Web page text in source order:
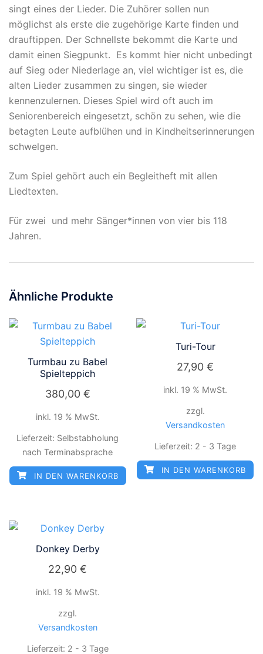
singt eines der Lieder. Die Zuhörer sollen nun
möglichst als erste die zugehörige Karte finden und
drauftippen. Der Schnellste bekommt die Karte und
damit einen Siegpunkt. Es kommt hier nicht unbedingt
auf Sieg oder Niederlage an, viel wichtiger ist es, die
alten Lieder zusammen zu singen, sie wieder
kennenzulernen. Dieses Spiel wird oft auch im
Seniorenbereich eingesetzt, schön zu sehen, wie die
betagten Leute aufblühen und in Kindheitserinnerungen
schwelgen.
Zum Spiel gehört auch ein Begleitheft mit allen
Liedtexten.
Für zwei und mehr Sänger*innen von vier bis 118
Jahren.
Ähnliche Produkte
Turmbau zu Babel
Spielteppich
380,00 €
inkl. 19 % MwSt.
Lieferzeit: Selbstabholung
nach Terminabsprache
IN DEN WARENKORB
Turi-Tour
27,90€
inkl. 19 % MwSt.
zzgl.
Versandkosten
Lieferzeit: 2 - 3 Tage
IN DEN WARENKORB
Donkey Derby
22,90€
inkl. 19 % MwSt.
zzgl.
Versandkosten
Lieferzeit: 2 - 3 Tage